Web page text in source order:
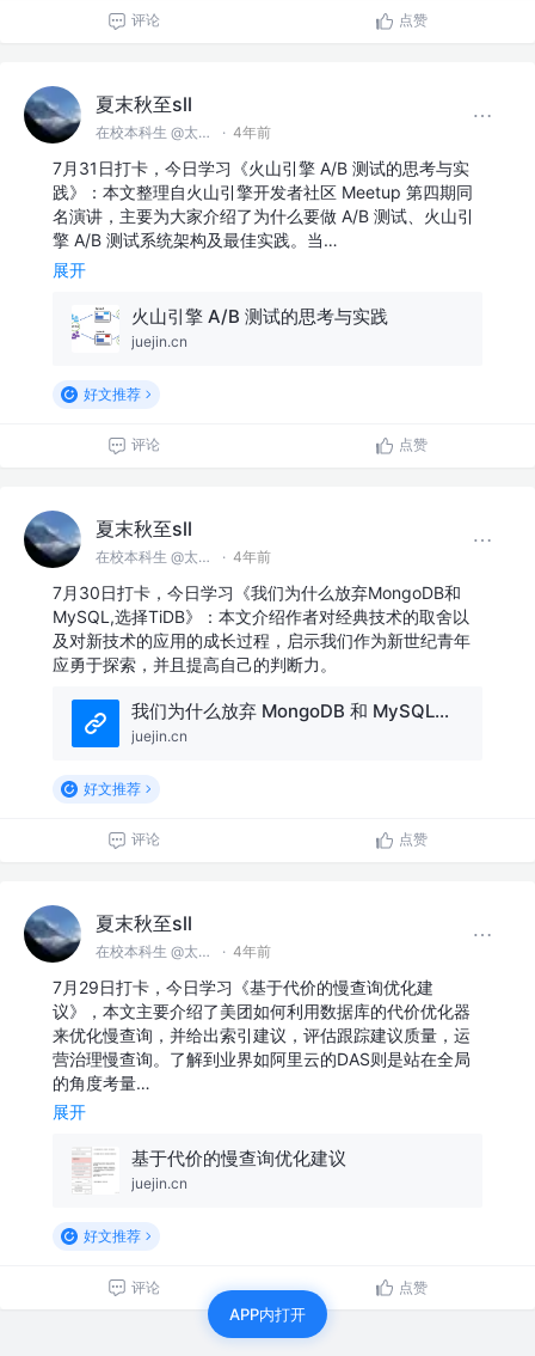
评论 点赞
夏末秋至sll
在校本科生 @太原理工大学 · 4年前
7月31日打卡，今日学习《火山引擎 A/B 测试的思考与实
践》：本文整理自火山引擎开发者社区 Meetup 第四期同
名演讲，主要为大家介绍了为什么要做 A/B 测试、火山引
擎 A/B 测试系统架构及最佳实践。当…
展开
火山引擎 A/B 测试的思考与实践
juejin.cn
好文推荐
评论 点赞
夏末秋至sll
在校本科生 @太原理工大学 · 4年前
7月30日打卡，今日学习《我们为什么放弃MongoDB和
MySQL,选择TiDB》：本文介绍作者对经典技术的取舍以
及对新技术的应用的成长过程，启示我们作为新世纪青年
应勇于探索，并且提高自己的判断力。
我们为什么放弃 MongoDB 和 MySQL，选择 TiDB
juejin.cn
好文推荐
评论 点赞
夏末秋至sll
在校本科生 @太原理工大学 · 4年前
7月29日打卡，今日学习《基于代价的慢查询优化建
议》，本文主要介绍了美团如何利用数据库的代价优化器
来优化慢查询，并给出索引建议，评估跟踪建议质量，运
营治理慢查询。了解到业界如阿里云的DAS则是站在全局
的角度考量…
展开
基于代价的慢查询优化建议
juejin.cn
好文推荐
评论 点赞
APP内打开